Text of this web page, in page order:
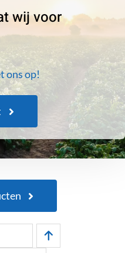
wij voor
ons op!